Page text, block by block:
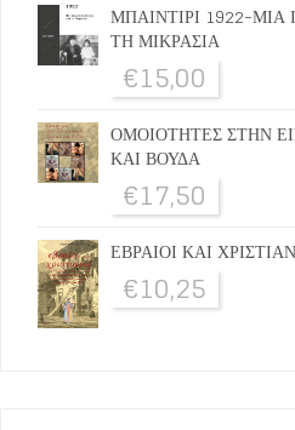
ΜΠΑΙΝΤΙΡΙ 1922-
ΤΗ ΜΙΚΡΑΣΙΑ
€15,00
ΟΜΟΙΟΤΗΤΕΣ ΣΤΗΝ
ΚΑΙ ΒΟΥΔΑ
€17,50
ΕΒΡΑΙΟΙ ΚΑΙ
€10,25